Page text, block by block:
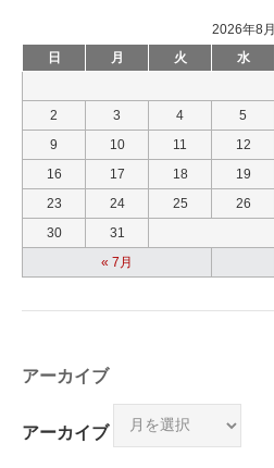
2026年8月
日
月 火 水
« 7月
2
3 4 5
9
10 11 12
16
17 18 19
23
24 25 26
30
31
アーカイブ
アーカイブ